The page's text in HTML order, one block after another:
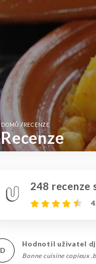
DOMŮ / RECENZE
Recenze
248 recenze
D
Hodnotil uživatel
Bonne cuisine copieux